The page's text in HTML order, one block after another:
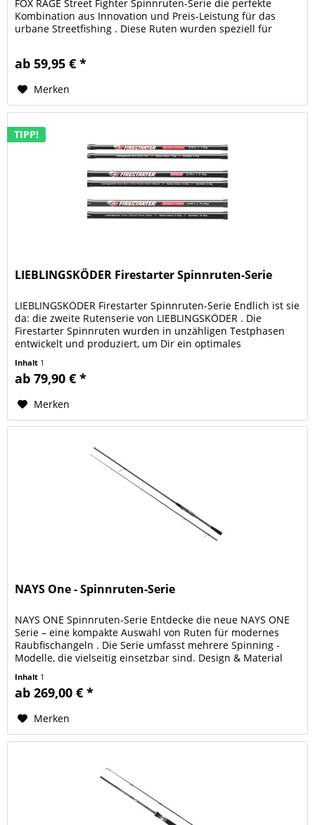
FOX RAGE Street Fighter Spinnruten-Serie die perfekte
Kombination aus Innovation und Preis-Leistung für das
urbane Streetfishing . Diese Ruten wurden speziell für
ab 59,95 € *
Merken
TIPP!
LIEBLINGSKÖDER Firestarter Spinnruten-Serie
LIEBLINGSKÖDER Firestarter Spinnruten-Serie Endlich ist sie
da: die zweite Rutenserie von LIEBLINGSKÖDER . Die
Firestarter Spinnruten wurden in unzähligen Testphasen
entwickelt und produziert, um Dir ein optimales
Inhalt 1
ab 79,90 € *
Merken
NAYS One - Spinnruten-Serie
NAYS ONE Spinnruten-Serie Entdecke die neue NAYS ONE
Serie – eine kompakte Auswahl von Ruten für modernes
Raubfischangeln . Die Serie umfasst mehrere Spinning -
Modelle, die vielseitig einsetzbar sind. Design & Material
Inhalt 1
ab 269,00 € *
Merken